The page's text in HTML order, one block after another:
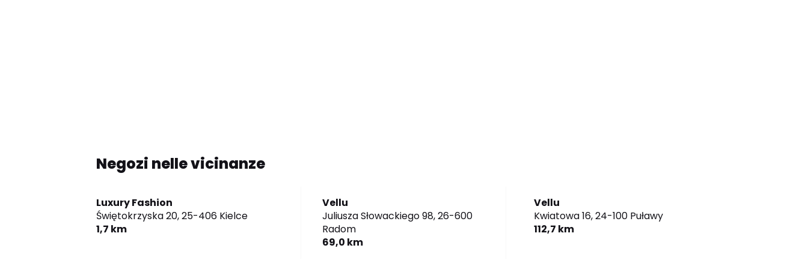
Negozi nelle vicinanze
Luxury Fashion
Świętokrzyska 20,25-406 Kielce
1,7 km
Vellu
Juliusza Słowackiego 98,26-600
Radom
69,0 km
Vellu
Kwiatowa 16,24-100 Puławy
112,7 km